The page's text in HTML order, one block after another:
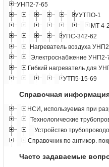
УНП2-7-65
УУТПО-1
МТ 4-2
УПС-342-62
Нагреватель воздуха
Электроснабжение УНП2-
Гибкий нагреватель для
УТП5-15-69
Справочная
НСИ, используемая при
Технологические
Устройство
Справочник по антикор.
Часто задаваемые